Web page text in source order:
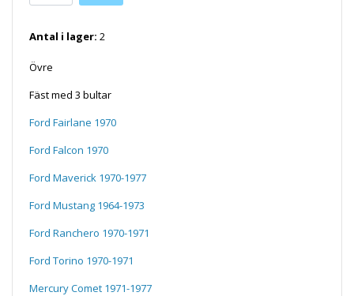
Antal i lager: 2
Övre
Fäst med 3 bultar
Ford Fairlane 1970
Ford Falcon 1970
Ford Maverick 1970-1977
Ford Mustang 1964-1973
Ford Ranchero 1970-1971
Ford Torino 1970-1971
Mercury Comet 1971-1977